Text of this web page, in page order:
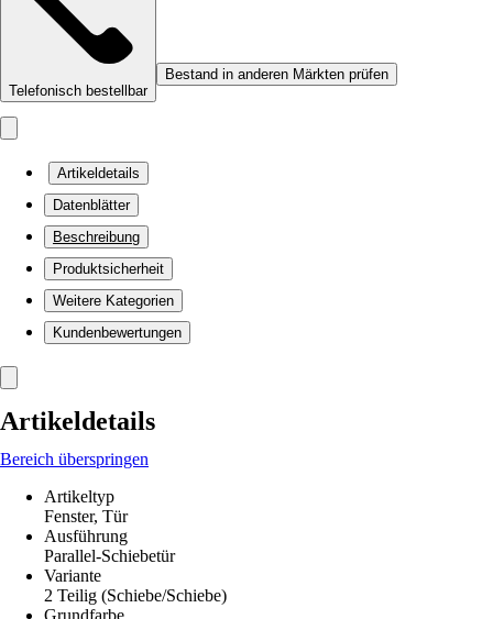
Telefonisch bestellbar
Bestand in anderen Märkten prüfen
Artikeldetails
Datenblätter
Beschreibung
Produktsicherheit
Weitere Kategorien
Kundenbewertungen
Artikeldetails
Bereich überspringen
Artikeltyp
Fenster, Tür
Ausführung
Parallel-Schiebetür
Variante
2 Teilig (Schiebe/Schiebe)
Grundfarbe